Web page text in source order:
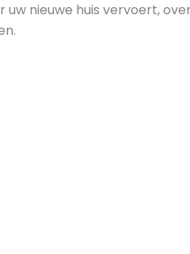
uw nieuwe huis vervoert,